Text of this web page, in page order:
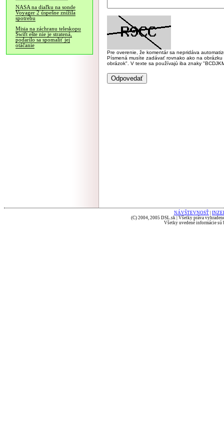
NASA na diaľku na sonde
Voyager 2 úspešne znížila
spotrebu
Misia na záchranu teleskopu
Swift ešte nie je stratená,
podarilo sa spomaliť jej
otáčanie
Pre overenie, že komentár sa nepridáva
Písmená musíte zadávať rovnako ako na
obrázok". V texte sa používajú iba znaky
NÁVŠTEVNOSŤ
(C) 2004, 2005 DSL.sk | Všetky práva
Všetky uvedené informácie sú